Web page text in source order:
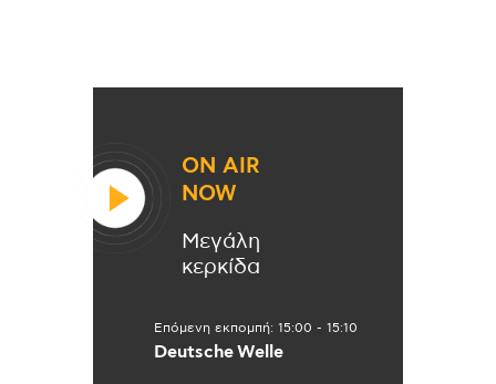
ON AIR
NOW
Μεγάλη
κερκίδα
Επόμενη εκπομπή: 15:00 - 15:10
Deutsche Welle